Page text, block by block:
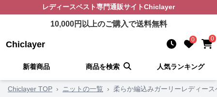
レディースベスト専門通販サイトChiclayer
10,000円以上のご購入で送料無料
Chiclayer 0 0
新着商品 商品を検索 人気ランキング
Chiclayer TOP › ニットの一覧 › 柔らか編込みガーリーレディース